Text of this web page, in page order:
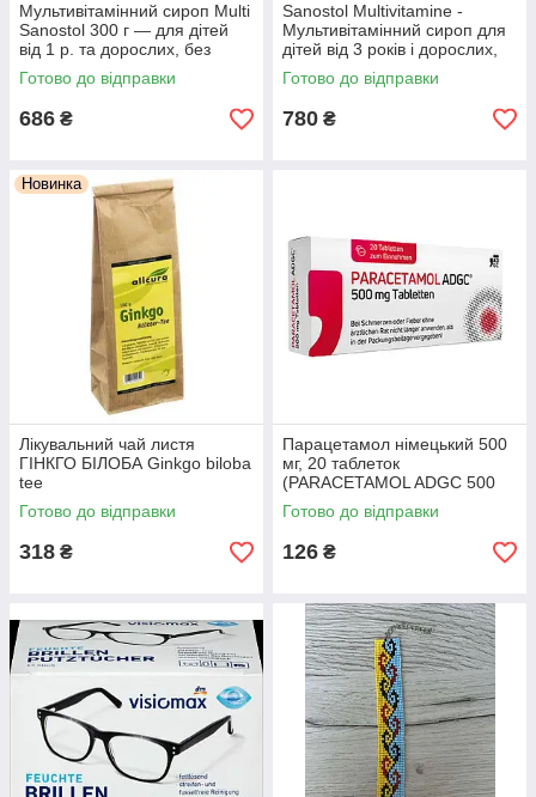
Мультивітамінний сироп Multi
Sanostol 300 г — для дітей
від 1 р. та дорослих, без
цукру, з апельсиновим
смаком, Німеччина
Готово до відправки
686 ₴
Sanostol Multivitamine -
Мультивітамінний сироп для
дітей від 3 років і дорослих,
без цукру, з натуральним
апельсиновим смаком
Готово до відправки
780 ₴
Новинка
Лікувальний чай листя
ГІНКГО БІЛОБА Ginkgo biloba
tee
Готово до відправки
318 ₴
Парацетамол німецький 500
мг, 20 таблеток
(PARACETAMOL ADGC 500
mg Tabletten, 20 St.)
Готово до відправки
126 ₴